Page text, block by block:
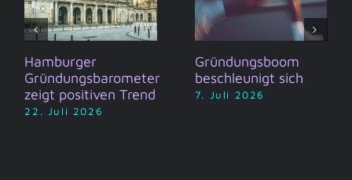
Hamburger
Gründungsbarometer
zeigt positiven Trend
22. Juli 2026
Gründungsboom
beschleunigt sich
7. Juli 2026